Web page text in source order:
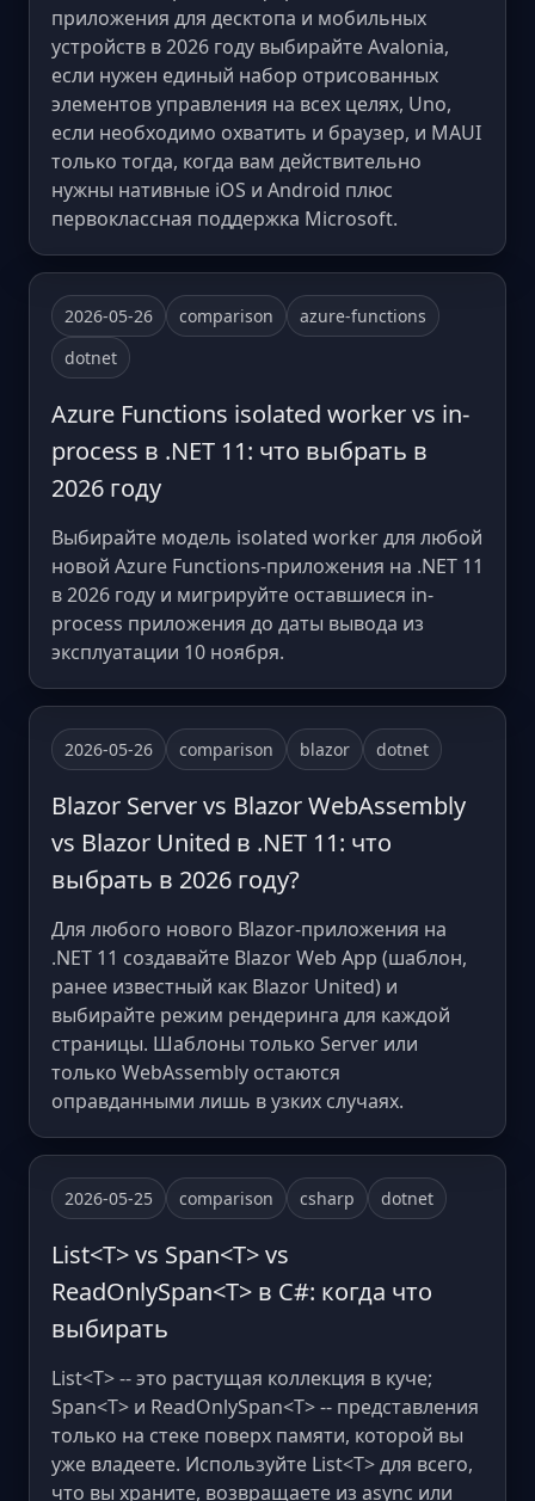
приложения для десктопа и мобильных
устройств в 2026 году выбирайте Avalonia,
если нужен единый набор отрисованных
элементов управления на всех целях, Uno,
если необходимо охватить и браузер, и MAUI
только тогда, когда вам действительно
нужны нативные iOS и Android плюс
первоклассная поддержка Microsoft.
2026-05-26 comparison
azure-functions
dotnet
Azure Functions isolated worker vs in-
process в .NET 11: что выбрать в
2026 году
Выбирайте модель isolated worker для любой
новой Azure Functions-приложения на .NET 11
в 2026 году и мигрируйте оставшиеся in-
process приложения до даты вывода из
эксплуатации 10 ноября.
2026-05-26 comparison blazor dotnet
Blazor Server vs Blazor WebAssembly
vs Blazor United в .NET 11: что
выбрать в 2026 году?
Для любого нового Blazor-приложения на
.NET 11 создавайте Blazor Web App (шаблон,
ранее известный как Blazor United) и
выбирайте режим рендеринга для каждой
страницы. Шаблоны только Server или
только WebAssembly остаются
оправданными лишь в узких случаях.
2026-05-25 comparison csharp dotnet
List<T> vs Span<T> vs
ReadOnlySpan<T> в C#: когда что
выбирать
List<T> -- это растущая коллекция в куче;
Span<T> и ReadOnlySpan<T> -- представления
только на стеке поверх памяти, которой вы
уже владеете. Используйте List<T> для всего,
что вы храните, возвращаете из async или